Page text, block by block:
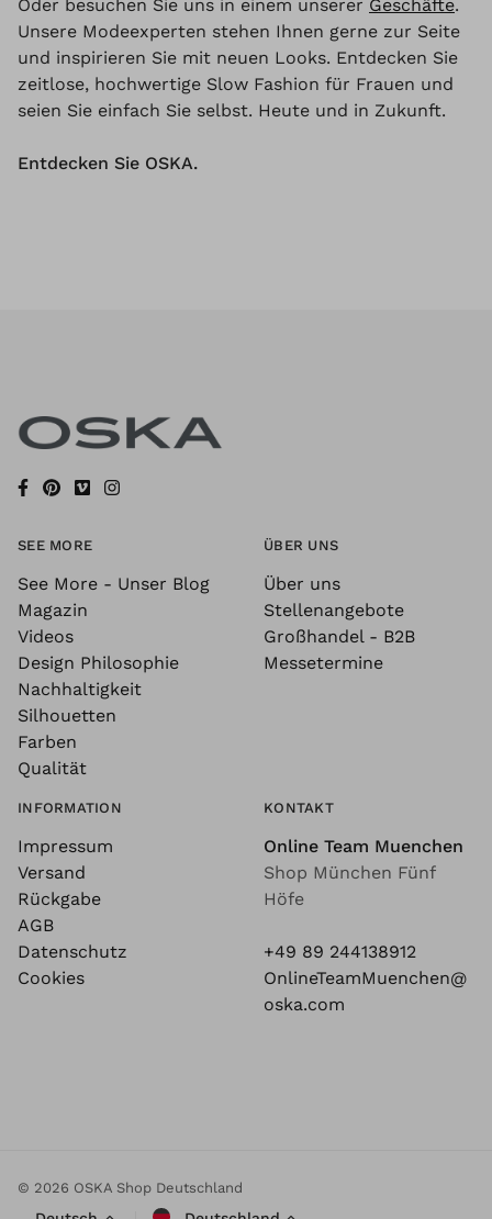
Oder besuchen Sie uns in einem unserer Geschäfte.
Unsere Modeexperten stehen Ihnen gerne zur Seite
und inspirieren Sie mit neuen Looks. Entdecken Sie
zeitlose, hochwertige Slow Fashion für Frauen und
seien Sie einfach Sie selbst. Heute und in Zukunft.
Entdecken Sie OSKA.
SEE MORE
See More - Unser Blog
Magazin
Videos
Design Philosophie
Nachhaltigkeit
Silhouetten
Farben
Qualität
ÜBER UNS
Über uns
Stellenangebote
Großhandel - B2B
Messetermine
INFORMATION
Impressum
Versand
Rückgabe
AGB
Datenschutz
Cookies
KONTAKT
Online Team Muenchen
Shop München Fünf
Höfe
+49 89 244138912
OnlineTeamMuenchen@
oska.com
© 2026 OSKA Shop Deutschland